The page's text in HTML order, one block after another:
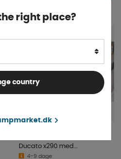
Ducato x290 med
førerassistent 2014-2021
4-9 dage
right place?
country